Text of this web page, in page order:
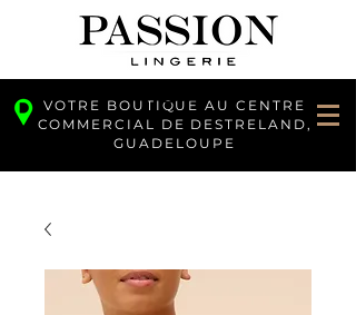
VOTRE BOUTIQUE AU CENTRE
COMMERCIAL DE DESTRELAND,
GUADELOUPE